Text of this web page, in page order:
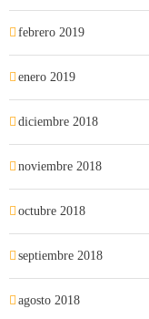
febrero 2019
enero 2019
diciembre 2018
noviembre 2018
octubre 2018
septiembre 2018
agosto 2018